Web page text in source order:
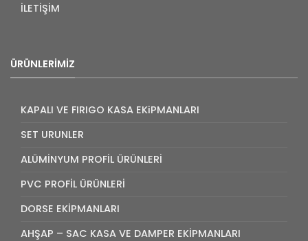
İLETİŞİM
ÜRÜNLERIMIZ
KAPALI VE FIRIGO KASA EKiPMANLARI
SET URUNLER
ALÜMİNYUM PROFİL ÜRÜNLERİ
PVC PROFİL ÜRÜNLERİ
DORSE EKİPMANLARI
AHŞAP – SAC KASA VE DAMPER EKİPMANLARI